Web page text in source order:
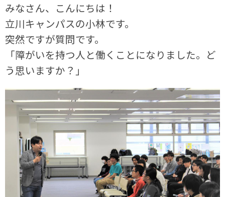
みなさん、こんにちは！
立川キャンパスの小林です。
突然ですが質問です。
「障がいを持つ人と働くことになりました。ど
う思いますか？」